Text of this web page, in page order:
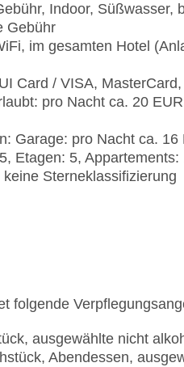
Indoor, Süßwasser,
Gebühr
im gesamten Hotel
Card / VISA,
pro Nacht ca. 20
Garage: pro Nacht ca. 16
Etagen: 5, Appartements:
Sterneklassifizierung
folgende
ausgewählte nicht
Abendessen,